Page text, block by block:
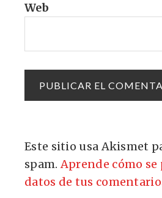
Web
Este sitio usa Akismet
spam.Aprende cómo se
datos de tus